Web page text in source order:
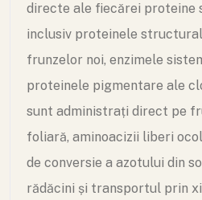
directe ale fiecărei proteine
inclusiv proteinele
frunzelor noi, enzimele
proteinele pigmentare ale
sunt administrați direct pe
foliară, aminoacizii liberi
de conversie a azotului din
rădăcini și transportul prin